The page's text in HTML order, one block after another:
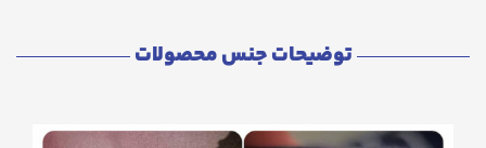
توضیحات جنس محصولات